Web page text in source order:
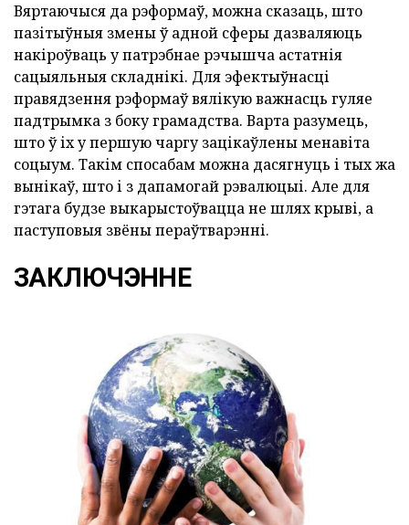
Вяртаючыся да рэформаў, можна сказаць, што
пазітыўныя змены ў адной сферы дазваляюць
накіроўваць у патрэбнае рэчышча астатнія
сацыяльныя складнікі. Для эфектыўнасці
правядзення рэформаў вялікую важнасць гуляе
падтрымка з боку грамадства. Варта разумець,
што ў іх у першую чаргу зацікаўлены менавіта
соцыум. Такім спосабам можна дасягнуць і тых жа
вынікаў, што і з дапамогай рэвалюцыі. Але для
гэтага будзе выкарыстоўвацца не шлях крыві, а
паступовыя звёны пераўтварэнні.
ЗАКЛЮЧЭННЕ